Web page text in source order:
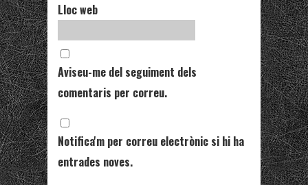
Lloc web
Aviseu-me del seguiment dels
comentaris per correu.
Notifica'm per correu electrònic si hi ha
entrades noves.